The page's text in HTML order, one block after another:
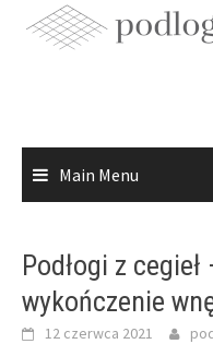
Main Menu
Podłogi z
wykończenie
12 czerwca 2021